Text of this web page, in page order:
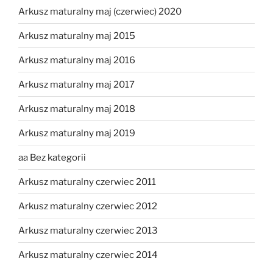
Arkusz maturalny maj (czerwiec) 2020
Arkusz maturalny maj 2015
Arkusz maturalny maj 2016
Arkusz maturalny maj 2017
Arkusz maturalny maj 2018
Arkusz maturalny maj 2019
aa Bez kategorii
Arkusz maturalny czerwiec 2011
Arkusz maturalny czerwiec 2012
Arkusz maturalny czerwiec 2013
Arkusz maturalny czerwiec 2014